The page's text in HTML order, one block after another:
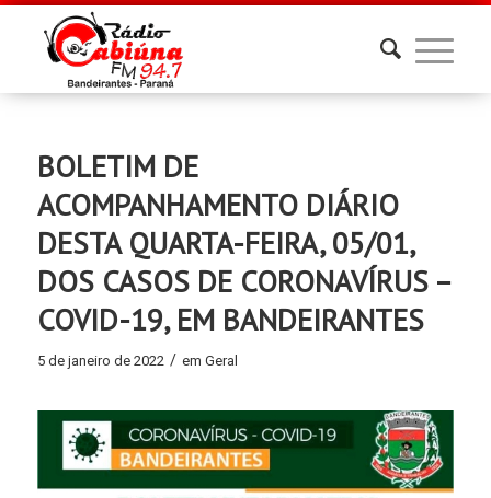
BOLETIM DE
ACOMPANHAMENTO DIÁRIO
DESTA QUARTA-FEIRA, 05/01,
DOS CASOS DE CORONAVÍRUS –
COVID-19, EM BANDEIRANTES
5 de janeiro de 2022 / em Geral